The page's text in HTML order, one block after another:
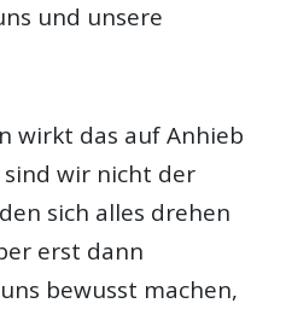
und unsere
wirkt das auf Anhieb
sind wir nicht der
sich alles drehen
erst dann
bewusst machen,